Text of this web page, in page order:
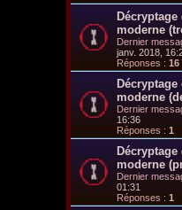
moderne
Dernier
janv. 2018,
Réponses : 16
moderne
Dernier
16:36
Réponses : 1
moderne
Dernier
01:31
Réponses : 1